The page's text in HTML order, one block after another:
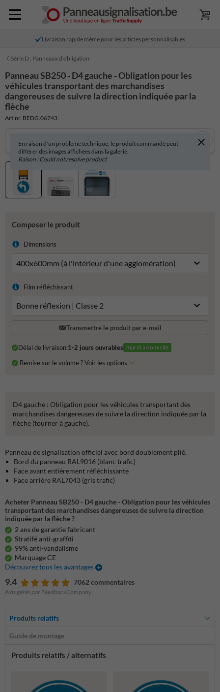
Livraison rapide même pour les articles personnalisables
Série D : Panneaux d'obligation
Panneau SB250 - D4 gauche - Obligation pour les
véhicules transportant des marchandises
dangereuses de suivre la direction indiquée par la
flèche
Art.nr. BEDG.06743
En raison d'un problème technique, le produit commandé peut
différer des images affichées dans la galerie.
Raison : Could not resolve product
Composer le produit
Dimensions
Film réfléchissant
Transmettre le produit par e-mail
Délai de livraison:1-2 jours ouvrables mardi à domicile
Remise sur le volume ? Voir les options
D4 gauche : Obligation pour les véhicules transportant des
marchandises dangereuses de suivre la direction indiquée par la
flèche (tourner à gauche).
Panneau de signalisation officiel avec bord doublement plié.
Bord du panneau RAL9016 (blanc trafic)
Face avant entièrement réfléchissante
Face arrière RAL7043 (gris trafic)
Acheter Panneau SB250 - D4 gauche - Obligation pour les véhicules
transportant des marchandises dangereuses de suivre la direction
indiquée par la flèche ?
2 ans de garantie fabricant
Stratifé anti-graffiti
99% anti-vandalisme
Marquage CE
Découvrez tous les avantages
9.4 7062 commentaires
Avis gérés par FeedbackCompany
Produits relatifs
Guide de montage
Produits relatifs / alternatifs